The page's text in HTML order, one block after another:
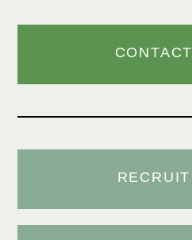
CONTACT
RECRUIT